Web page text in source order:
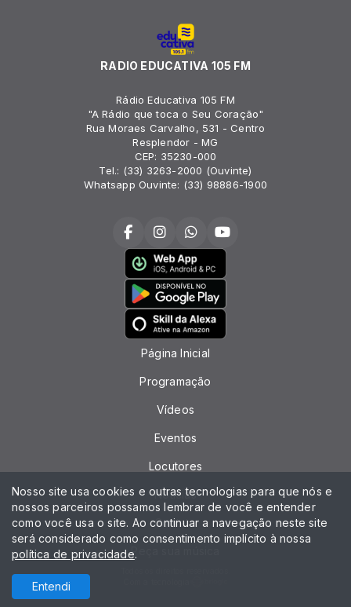
RADIO EDUCATIVA 105 FM
Rádio Educativa 105 FM
"A Rádio que toca o Seu Coração"
Rua Moraes Carvalho, 531 - Centro
Resplendor - MG
CEP: 35230-000
Tel.: (33) 3263-2000 (Ouvinte)
Whatsapp Ouvinte: (33) 98886-1900
Página Inicial
Programação
Vídeos
Eventos
Locutores
Notícias
Contato
Peça sua música
Nosso site usa cookies e outras tecnologias para que nós e
nossos parceiros possamos lembrar de você e entender
como você usa o site. Ao continuar a navegação neste site
será considerado como consentimento implícito à nossa
política de privacidade.
Entendi